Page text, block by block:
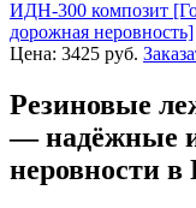
ИДН-300 композит
дорожная неровность]
Цена: 3425 руб.
Резиновые
— надёжные
неровности в